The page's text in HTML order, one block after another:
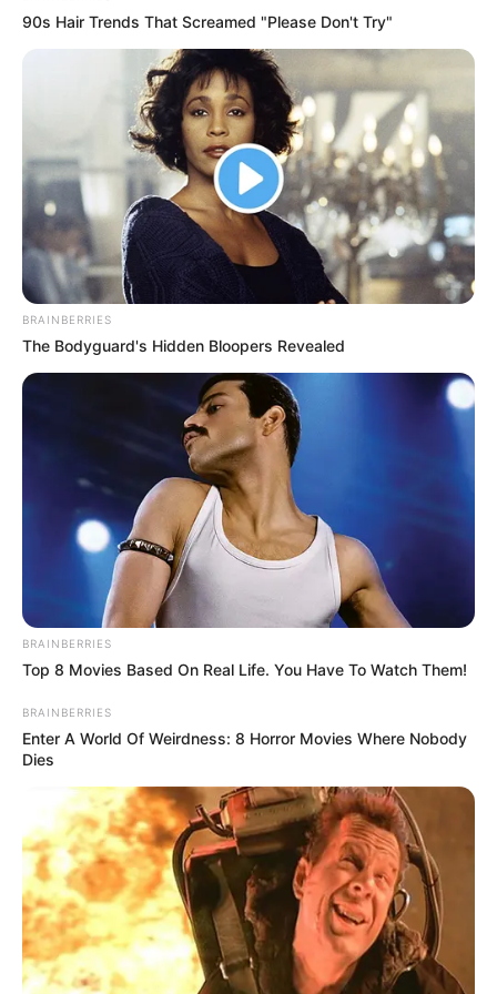
8 Kata Lucu Seputar Malam
Minggu ala Jomblo yang Bikin
Ngenes
10 Desain Kanopi Tempat
Tidur, Serasa Beristirahat di
Tampil Lebih Modern, 7 Potret
Hasil Renovasi Rumah Berusia
90 Tahun
90s Hair Trends That Screamed "Please Don't Try"
BRAINBERRIES
The Bodyguard's Hidden Bloopers Revealed
BRAINBERRIES
Top 8 Movies Based On Real Life. You Have To Watch Them!
BRAINBERRIES
Enter A World Of Weirdness: 8 Horror Movies Where Nobody
Dies